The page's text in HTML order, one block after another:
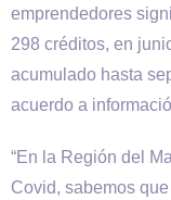
emprendedores
298 créditos, en
acumulado hasta
acuerdo a
“En la Región del
Covid, sabemos